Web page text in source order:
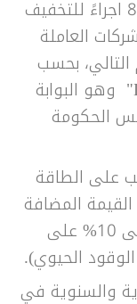
مارس 2026 مرسومًا بقانون تضمن 80 اجراءً للتخفيف
العاملة
بحسب
البيان الذي نشره موقع "La Moncloa" وهو البوابة
الحكومة
على الطاقة
القيمة المضافة
بنسبة 53.3%؛ إذ تراجعت من 21% إلى 10% على
الحيوي).
والسنوية في